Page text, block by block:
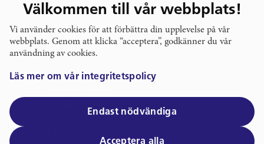
Bildtelefon:sdf@ectalk.se
E-post:info@stockholmsdf.se
Gustavslundsvägen 168A, Alvik
Följ oss
Swish: 123 468 80 99
Bankgiro: 336 - 2571
Integritetspolicy
Välkommen till vår webbplats!
Vi använder cookies för att förbättra din upplevelse på vår
webbplats. Genom att klicka “acceptera”, godkänner du vår
användning av cookies.
Läs mer om vår integritetspolicy
Endast nödvändiga
Acceptera alla